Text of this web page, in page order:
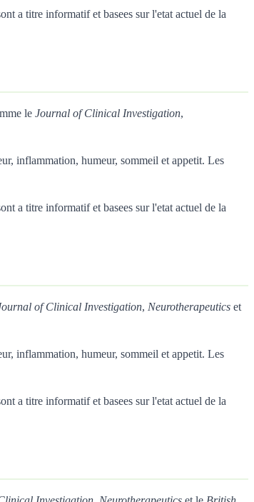
a titre informatif et basees sur l'etat actuel de la
le Journal of Clinical Investigation,
inflammation, humeur, sommeil et appetit. Les
a titre informatif et basees sur l'etat actuel de la
of Clinical Investigation, Neurotherapeutics et
inflammation, humeur, sommeil et appetit. Les
a titre informatif et basees sur l'etat actuel de la